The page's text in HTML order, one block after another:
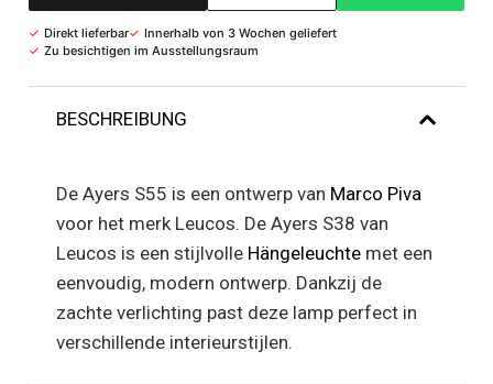
✓ Direkt lieferbar✓ Innerhalb von 3 Wochen geliefert
✓ Zu besichtigen im Ausstellungsraum
BESCHREIBUNG
De Ayers S55 is een ontwerp van Marco Piva
voor het merk Leucos. De Ayers S38 van
Leucos is een stijlvolle Hängeleuchte met een
eenvoudig, modern ontwerp. Dankzij de
zachte verlichting past deze lamp perfect in
verschillende interieurstijlen.